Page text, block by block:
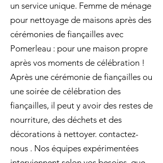
un service unique. Femme de ménage
pour nettoyage de maisons après des
cérémonies de fiançailles avec
Pomerleau : pour une maison propre
après vos moments de célébration !
Après une cérémonie de fiançailles ou
une soirée de célébration des
fiançailles, il peut y avoir des restes de
nourriture, des déchets et des
décorations à nettoyer. contactez-
nous . Nos équipes expérimentées